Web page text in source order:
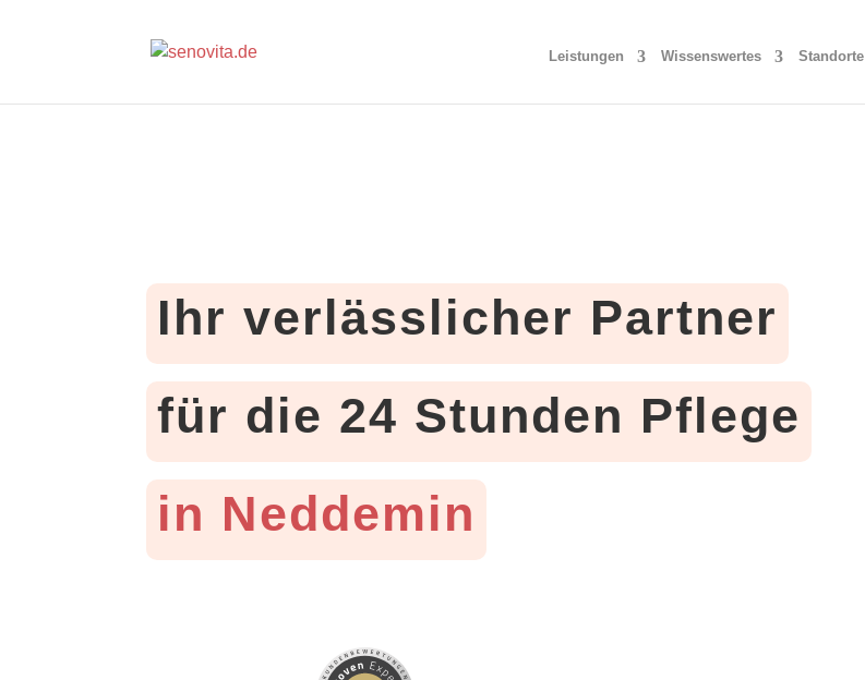
Leistungen Wissenswertes Standorte
Ihr verlässlicher Partner
für die 24 Stunden Pflege
in Neddemin